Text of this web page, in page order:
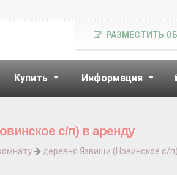
Купить Информация
РАЗМЕСТИТЬ
с/п) в аренду
деревня Язвищи (Новинское с/